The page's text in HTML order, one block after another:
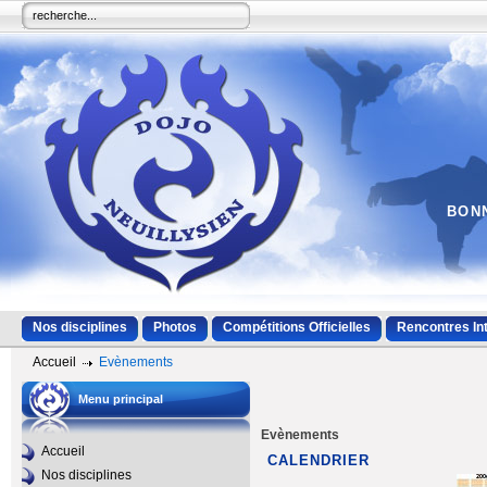
Nos disciplines Photos Compétitions Officielles Rencontres
Accueil Evènements
Menu principal
Accueil
Nos disciplines
Evènements
CALENDRIER